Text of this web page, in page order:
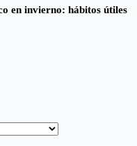
en invierno: hábitos útiles